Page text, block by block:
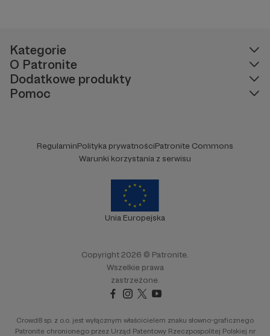
Kategorie
O Patronite
Dodatkowe produkty
Pomoc
RegulaminPolityka prywatnościPatronite Commons
Warunki korzystania z serwisu
Unia Europejska
Copyright 2026 © Patronite.
Wszelkie prawa
zastrzeżone.
Crowd8 sp. z o.o. jest wyłącznym właścicielem znaku słowno-graficznego
Patronite chronionego przez Urząd Patentowy Rzeczpospolitej Polskiej nr